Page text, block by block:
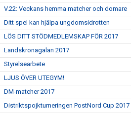
V.22: Veckans hemma matcher och domare
Ditt spel kan hjälpa ungdomsidrotten
LÖS DITT STÖDMEDLEMSKAP FÖR 2017
Landskronagalan 2017
Styrelsearbete
LJUS ÖVER UTEGYM!
DM-matcher 2017
Distriktspojkturneringen PostNord Cup 2017